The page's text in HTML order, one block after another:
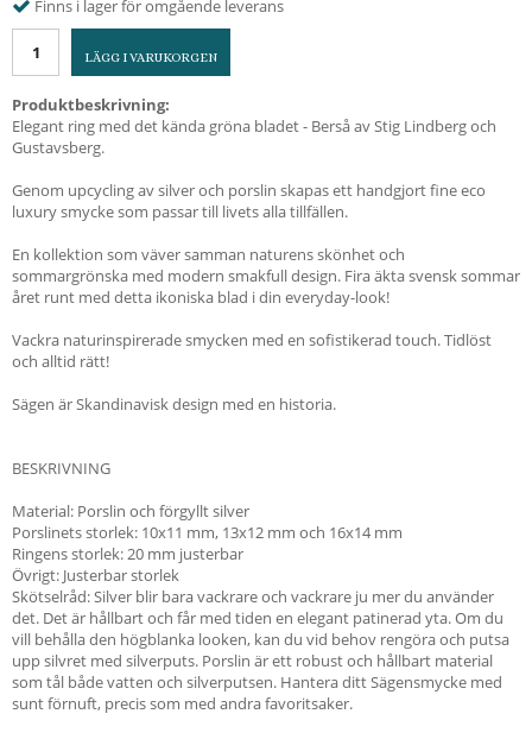
Finns i lager för omgående leverans
LÄGG I VARUKORGEN
Produktbeskrivning:
Elegant ring med det kända gröna bladet - Berså av Stig Lindberg och
Gustavsberg.
Genom upcycling av silver och porslin skapas ett handgjort fine eco
luxury smycke som passar till livets alla tillfällen.
En kollektion som väver samman naturens skönhet och
sommargrönska med modern smakfull design. Fira äkta svensk sommar
året runt med detta ikoniska blad i din everyday-look!
Vackra naturinspirerade smycken med en sofistikerad touch. Tidlöst
och alltid rätt!
Sägen är Skandinavisk design med en historia.
BESKRIVNING
Material: Porslin och förgyllt silver
Porslinets storlek: 10x11 mm, 13x12 mm och 16x14 mm
Ringens storlek: 20 mm justerbar
Övrigt: Justerbar storlek
Skötselråd: Silver blir bara vackrare och vackrare ju mer du använder
det. Det är hållbart och får med tiden en elegant patinerad yta. Om du
vill behålla den högblanka looken, kan du vid behov rengöra och putsa
upp silvret med silverputs. Porslin är ett robust och hållbart material
som tål både vatten och silverputsen. Hantera ditt Sägensmycke med
sunt förnuft, precis som med andra favoritsaker.